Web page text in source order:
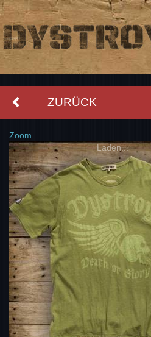
ZURÜCK
Zoom
Laden...